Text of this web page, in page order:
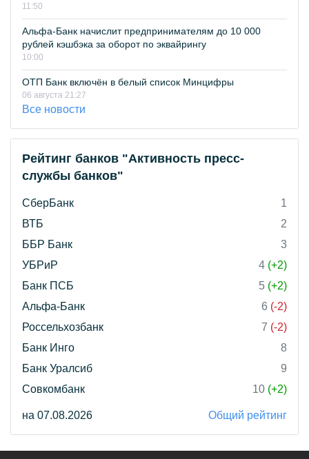
11:50
Альфа-Банк начислит предпринимателям до 10 000
рублей кэшбэка за оборот по эквайрингу
10:00
ОТП Банк включён в белый список Минцифры
06 августа 21:27
Все новости
Рейтинг банков "Активность пресс-
службы банков"
СберБанк
1
ВТБ
2
ББР Банк
3
УБРиР
4 (+2)
Банк ПСБ
5 (+2)
Альфа-Банк
6 (-2)
Россельхозбанк
7 (-2)
Банк Инго
8
Банк Уралсиб
9
Совкомбанк
10 (+2)
на 07.08.2026 Общий рейтинг